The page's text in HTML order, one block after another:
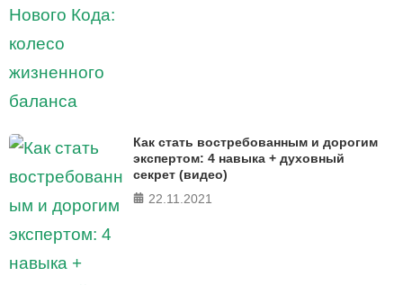
Как стать востребованным и дорогим
экспертом: 4 навыка + духовный
секрет (видео)
22.11.2021